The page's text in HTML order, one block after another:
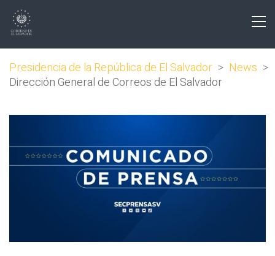
Presidencia de la República de El Salvador > News >
Dirección General de Correos de El Salvador